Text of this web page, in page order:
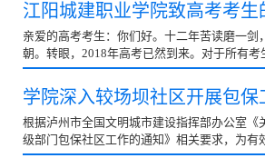
江阳城建职业学院致高考考生
亲爱的高考考生：你们好。十二年苦读磨一剑
朝。转眼，2018年高考已然到来。对于所有考
考是人生中一个重要的转折点，那么选择适合
学院深入较场坝社区开展包保
根据泸州市全国文明城市建设指挥部办公室《
级部门包保社区工作的通知》相关要求，为有
推进全国文明城市建设迎复检工作，9月4日，